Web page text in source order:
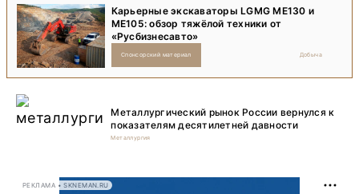
Карьерные экскаваторы LGMG ME130 и
ME105: обзор тяжёлой техники от
«Русбизнесавто»
Добыча
Спонсорский материал
Металлургический рынок России вернулся к
показателям десятилетней давности
Металлургия
РЕКЛАМА • SKNEMAN.RU